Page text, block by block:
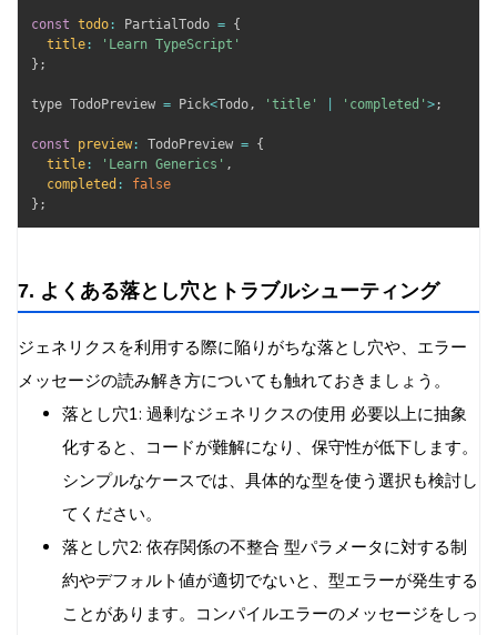
const todo : PartialTodo = {
title :
'Learn TypeScript'
} ;
type TodoPreview = Pick<Todo, 'title' 'completed' >;
const preview : TodoPreview = {
title : 'Learn Generics' ,
completed :
false
} ;
7. よくある落とし穴とトラブルシューティング
ジェネリクスを利用する際に陥りがちな落とし穴や、エラー
メッセージの読み解き方についても触れておきましょう。
落とし穴1: 過剰なジェネリクスの使用 必要以上に抽象
化すると、コードが難解になり、保守性が低下します。
シンプルなケースでは、具体的な型を使う選択も検討し
てください。
落とし穴2: 依存関係の不整合 型パラメータに対する制
約やデフォルト値が適切でないと、型エラーが発生する
ことがあります。コンパイルエラーのメッセージをしっ